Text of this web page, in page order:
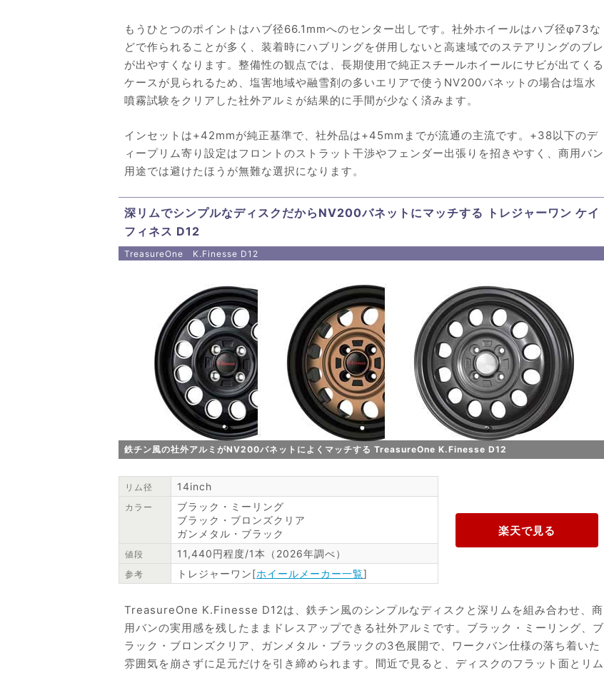
もうひとつのポイントはハブ径66.1mmへのセンター出しです。社外ホイールはハブ径φ73な
どで作られることが多く、装着時にハブリングを併用しないと高速域でのステアリングのブレ
が出やすくなります。整備性の観点では、長期使用で純正スチールホイールにサビが出てくる
ケースが見られるため、塩害地域や融雪剤の多いエリアで使うNV200バネットの場合は塩水
噴霧試験をクリアした社外アルミが結果的に手間が少なく済みます。
インセットは+42mmが純正基準で、社外品は+45mmまでが流通の主流です。+38以下のデ
ィープリム寄り設定はフロントのストラット干渉やフェンダー出張りを招きやすく、商用バン
用途では避けたほうが無難な選択になります。
深リムでシンプルなディスクだからNV200バネットにマッチする トレジャーワン ケイ
フィネス D12
TreasureOne K.Finesse D12
鉄チン風の社外アルミがNV200バネットによくマッチする TreasureOne K.Finesse D12
リム径 14inch
カラー
ブラック・ミーリング
ブラック・ブロンズクリア
ガンメタル・ブラック
値段 11,440円程度/1本（2026年調べ）
参考 トレジャーワン[ホイールメーカー一覧]
TreasureOne K.Finesse D12は、鉄チン風のシンプルなディスクと深リムを組み合わせ、商
用バンの実用感を残したままドレスアップできる社外アルミです。ブラック・ミーリング、ブ
ラック・ブロンズクリア、ガンメタル・ブラックの3色展開で、ワークバン仕様の落ち着いた
雰囲気を崩さずに足元だけを引き締められます。間近で見ると、ディスクのフラット面とリム